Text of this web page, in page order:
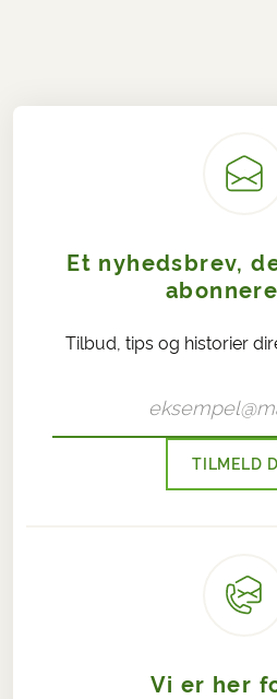
Et nyhedsbrev,
Tilbud, tips og historier
TILMELD
Vi er her